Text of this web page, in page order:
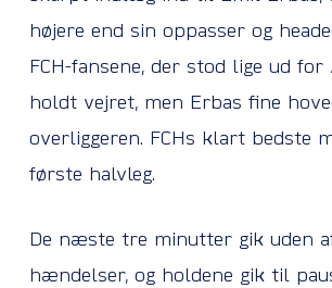
højere end sin oppasser og
FCH-fansene, der stod lige ud for
holdt vejret, men Erbas fine
overliggeren. FCHs klart bedste
første halvleg.
De næste tre minutter gik uden
hændelser, og holdene gik til